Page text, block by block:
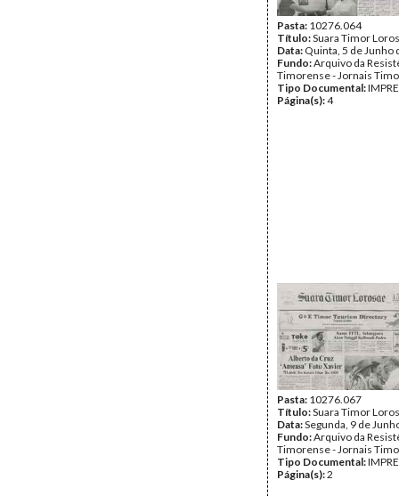
Pasta: 10276.064
Título:Suara Timor
Data: Quinta, 5 de Junho
Fundo:Arquivo da
Timorense - Jornais
Tipo Documental:
Página(s):4
Pasta: 10276.067
Título:Suara Timor
Data:Segunda, 9 de
Fundo:Arquivo da
Timorense - Jornais
Tipo Documental:
Página(s):2